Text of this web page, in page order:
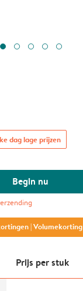
dag lage prijzen
Begin nu
| Volumekorting
Prijs per stuk